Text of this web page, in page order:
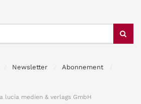
Newsletter
Abonnement
lucia medien & verlags GmbH